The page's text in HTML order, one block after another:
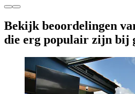
Bekijk beoordelingen
die erg populair zijn bij